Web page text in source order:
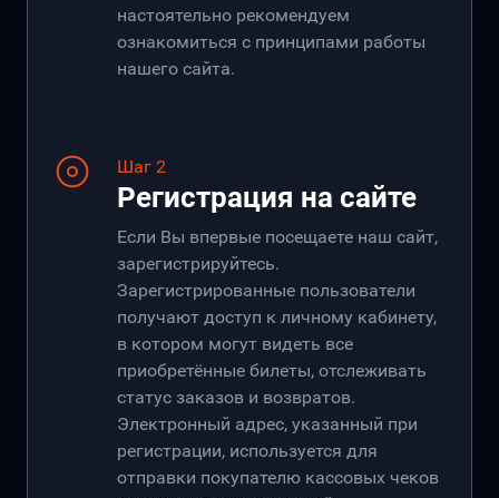
настоятельно рекомендуем
ознакомиться с принципами работы
нашего сайта.
Шаг 2
Регистрация на сайте
Если Вы впервые посещаете наш сайт,
зарегистрируйтесь.
Зарегистрированные пользователи
получают доступ к личному кабинету,
в котором могут видеть все
приобретённые билеты, отслеживать
статус заказов и возвратов.
Электронный адрес, указанный при
регистрации, используется для
отправки покупателю кассовых чеков